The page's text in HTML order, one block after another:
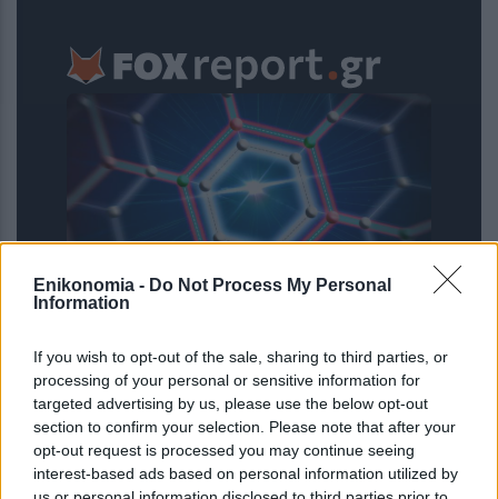
Enikonomia - Do Not Process My Personal
Information
If you wish to opt-out of the sale, sharing to third parties, or
processing of your personal or sensitive information for
targeted advertising by us, please use the below opt-out
section to confirm your selection. Please note that after your
opt-out request is processed you may continue seeing
interest-based ads based on personal information utilized by
ανοίγουν τον δρόμο για μικρότερες
και αποδοτικότερες κβαντικές
συσκευές